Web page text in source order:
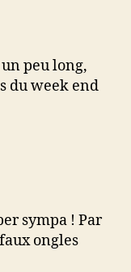
peu long,
du week end
sympa ! Par
ongles